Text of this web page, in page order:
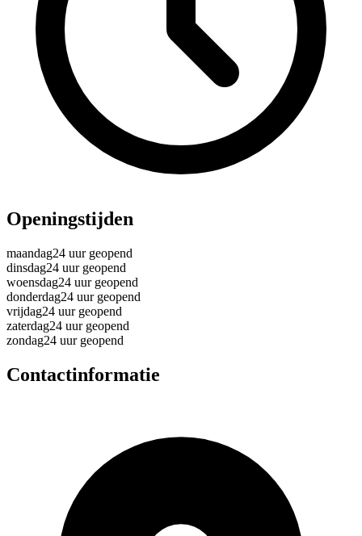
Openingstijden
maandag24 uur geopend
dinsdag24 uur geopend
woensdag24 uur geopend
donderdag24 uur geopend
vrijdag24 uur geopend
zaterdag24 uur geopend
zondag24 uur geopend
Contactinformatie